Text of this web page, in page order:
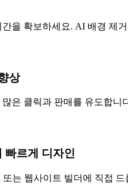
을 확보하세요. AI 배경 제
상
은 클릭과 판매를 유도합니
빠르게 디자인
또는 웹사이트 빌더에 직